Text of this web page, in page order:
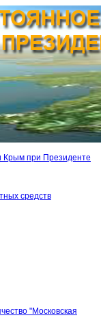
Крым при Президенте
средств
"Московская